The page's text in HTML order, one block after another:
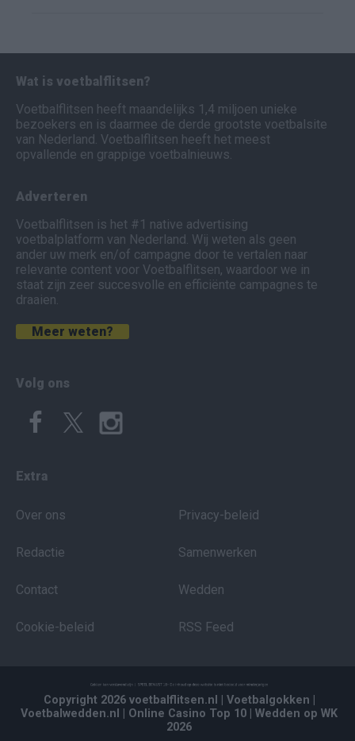
Wat is voetbalflitsen?
Voetbalflitsen heeft maandelijks 1,4 miljoen unieke
bezoekers en is daarmee de derde grootste voetbalsite
van Nederland. Voetbalflitsen heeft het meest
opvallende en grappige voetbalnieuws.
Adverteren
Voetbalflitsen is het #1 native advertising
voetbalplatform van Nederland. Wij weten als geen
ander uw merk en/of campagne door te vertalen naar
relevante content voor Voetbalflitsen, waardoor we in
staat zijn zeer succesvolle en efficiënte campagnes te
draaien.
Meer weten?
Volg ons
Extra
Over ons
Redactie
Contact
Cookie-beleid
Privacy-beleid
Samenwerken
Wedden
RSS Feed
Copyright 2026 voetbalflitsen.nl | Voetbalgokken
Voetbalwedden.nl
| Online Casino Top 10 | Wedden op WK
2026